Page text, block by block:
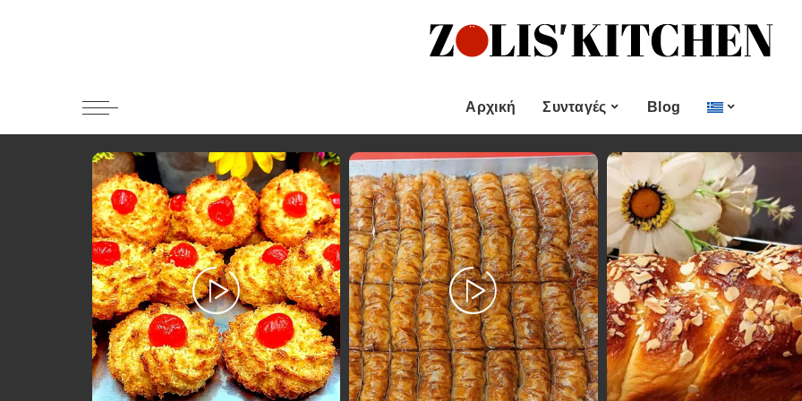
Αρχική Συνταγές
Κατηγορίες
Ορεκτικα & μεζεδες
Ψωμι
Κουλούρια και
Μπισκότα
Γλυκό και Επιδόρπιο
Ποτά και Χυμοί
Ψάρι και Θαλασσινά
Σάλτσες και Αλοιφές
Εποχιακές Συνταγές
Χριστουγεννιάτικες
Συνταγές
Πασχαλινές Συνταγές
Νηστίσιμες Συνταγές
Συνταγές για Αγίου
Βαλεντίνου
Blog
Γλυκό και Επιδόρπιο
Ποτά και Χυμοί
Ψάρι και Θαλασσινά
Σάλτσες και Αλοιφές
Κυρίως πιάτο
Κρέας
Ζυμαρικά
Πίτες και Ζύμες
Σαλάτες
Σνακ
Εποχιακές Συνταγές
Συνταγές για Αγίου
Βαλεντίνου